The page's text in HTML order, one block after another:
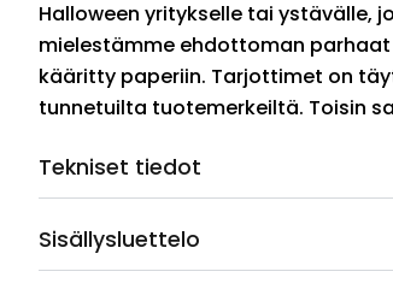
Halloween yritykselle tai ystävälle,
mielestämme ehdottoman
kääritty paperiin. Tarjottimet on
tunnetuilta tuotemerkeiltä. Toisin
Tekniset tiedot
Sisällysluettelo